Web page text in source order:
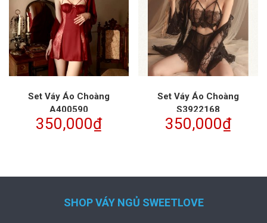
Set Váy Áo Choàng
A400590
350,000₫
Set Váy Áo Choàng
S3922168
350,000₫
SHOP VÁY NGỦ SWEETLOVE